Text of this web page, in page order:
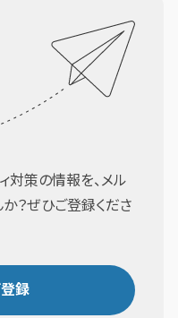
対策の情報を、メル
？ぜひご登録くださ
録